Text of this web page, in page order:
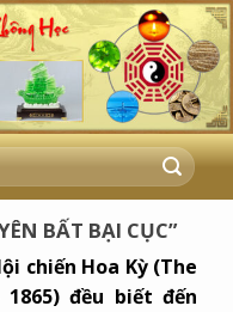
BẤT BẠI CỤC”
chiến Hoa Kỳ (The
đều biết đến